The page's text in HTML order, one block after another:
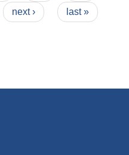
next › last »